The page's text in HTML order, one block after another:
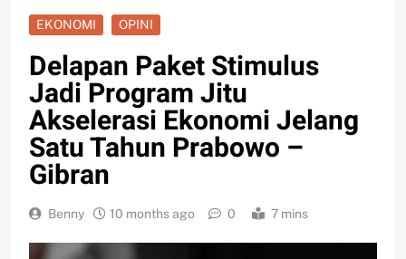
EKONOMI OPINI
Delapan Paket Stimulus
Jadi Program Jitu
Akselerasi Ekonomi Jelang
Satu Tahun Prabowo –
Gibran
Benny 10 months ago 0 7 mins